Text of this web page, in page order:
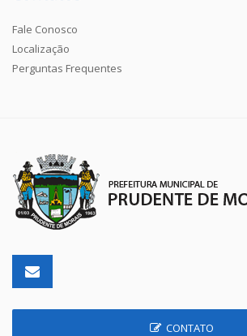
Fale Conosco
Localização
Perguntas Frequentes
CONTATO